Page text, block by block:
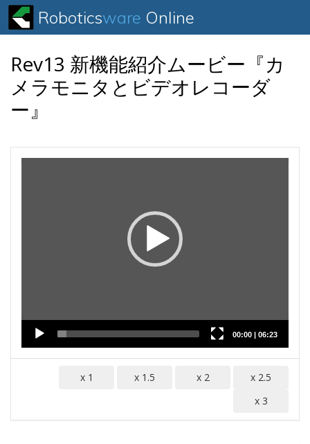
Roboticsware Online
Rev13 新機能紹介ムービー『カ
メラモニタとビデオレコーダ
ー』
00:00 | 06:23
x 1 x 1.5 x 2
x 2.5
x 3